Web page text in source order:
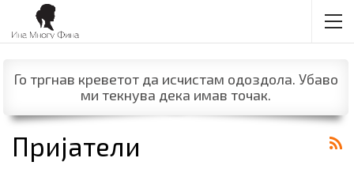
Го тргнав креветот да исчистам одоздола. Убаво
ми текнува дека имав точак.
Пријатели